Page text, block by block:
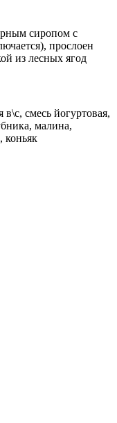
сиропом с
прослоен
из лесных ягод
смесь йогуртовая,
малина,
коньяк